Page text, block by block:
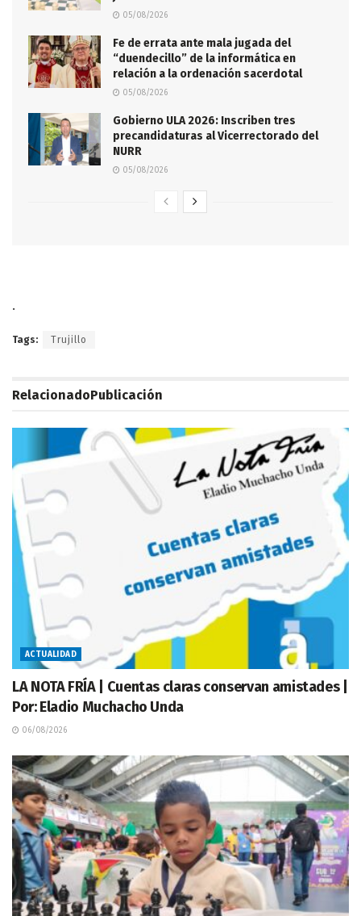
05/08/2026
Fe de errata ante mala jugada del
“duendecillo” de la informática en
relación a la ordenación sacerdotal
05/08/2026
Gobierno ULA 2026: Inscriben tres
precandidaturas al Vicerrectorado del
NURR
05/08/2026
.
Tags: Trujillo
RelacionadoPublicación
ACTUALIDAD
LA NOTA FRÍA | Cuentas claras conservan amistades |
Por: Eladio Muchacho Unda
06/08/2026